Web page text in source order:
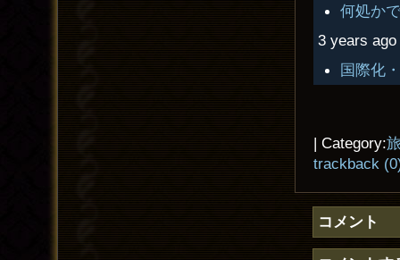
何処か
3 years
国際化
| Category:
trackback
コメント